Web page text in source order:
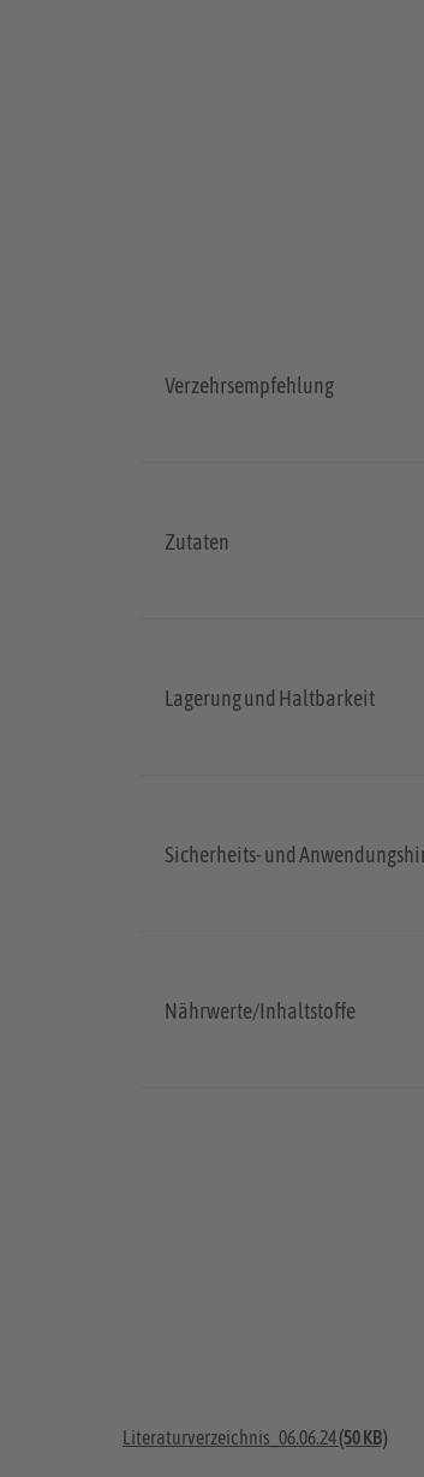
Verzehrsempfehlung
Zutaten
Lagerung und Haltbarkeit
Sicherheits- und
Nährwerte/Inhaltstoffe
Literaturverzeichnis_06.06.24(50 KB)